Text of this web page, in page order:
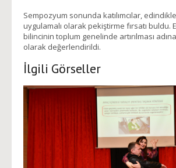
Sempozyum sonunda katılımcılar,
uygulamalı olarak pekiştirme fırsatı buldu.
bilincinin toplum genelinde artırılması
olarak değerlendirildi.
İlgili Görseller